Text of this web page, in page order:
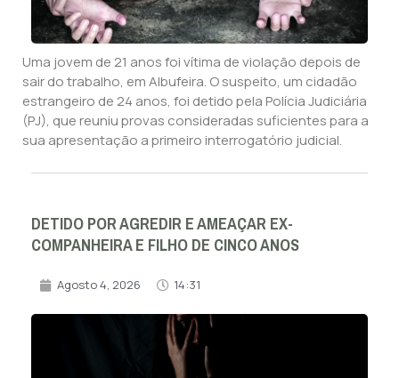
Uma jovem de 21 anos foi vítima de violação depois de
sair do trabalho, em Albufeira. O suspeito, um cidadão
estrangeiro de 24 anos, foi detido pela Polícia Judiciária
(PJ), que reuniu provas consideradas suficientes para a
sua apresentação a primeiro interrogatório judicial.
DETIDO POR AGREDIR E AMEAÇAR EX-
COMPANHEIRA E FILHO DE CINCO ANOS
Agosto 4, 2026 14:31